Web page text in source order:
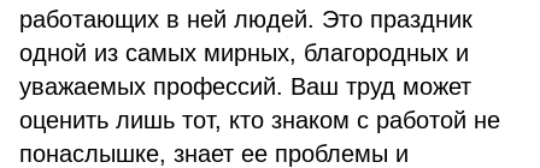
работающих в ней людей. Это праздник
одной из самых мирных, благородных и
уважаемых профессий. Ваш труд может
оценить лишь тот, кто знаком с работой не
понаслышке, знает ее проблемы и